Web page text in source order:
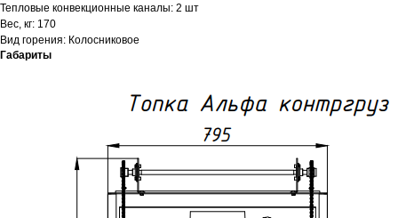
Тепловые конвекционные каналы: 2 шт
Вес, кг: 170
Вид горения: Колосниковое
Габариты